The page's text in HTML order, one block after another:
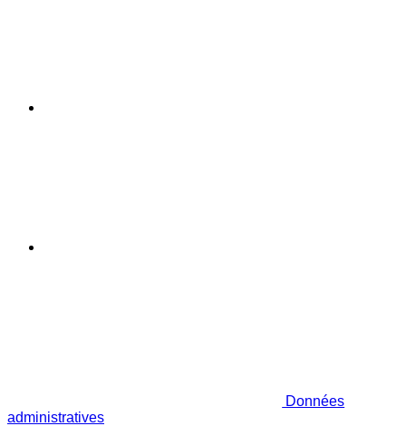
Données
administratives